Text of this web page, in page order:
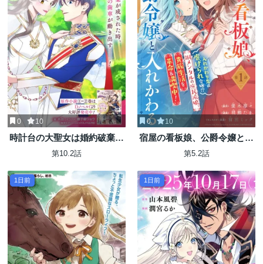
0 10
時計台の大聖女は婚約破棄に
歓喜する
第10.2話
0 10
宿屋の看板娘、公爵令嬢と入
れかわる
第5.2話
1日前 1日前